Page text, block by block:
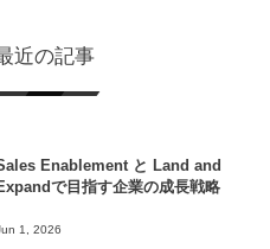
近の記事
Enablement と Land and
で目指す企業の成長戦略
1, 2026